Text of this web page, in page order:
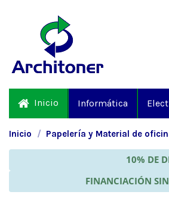
Inicio Informática
Inicio Papelería y Material de
10% DE
FINANCIACIÓN SIN